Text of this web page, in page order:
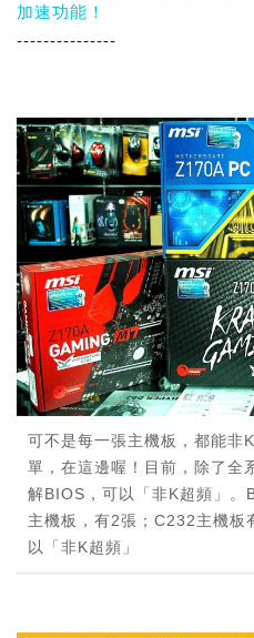
加速功能！
---------------
可不是每一張主機板，都能非
單，在這邊喔！目前，除了全
解BIOS，可以「非K超頻」
主機板，有2張；C232主機板
以「非K超頻」